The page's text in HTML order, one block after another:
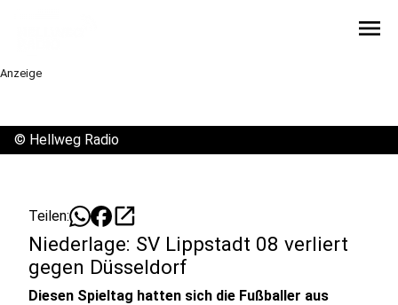
menu
Anzeige
© Hellweg Radio
Teilen: open_in_new
Niederlage: SV Lippstadt 08 verliert
gegen Düsseldorf
Diesen Spieltag hatten sich die Fußballer aus